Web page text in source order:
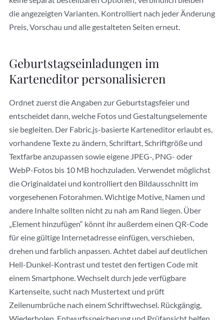
die angezeigten Varianten. Kontrolliert nach jeder Änderung
Preis, Vorschau und alle gestalteten Seiten erneut.
Geburtstagseinladungen im
Karteneditor personalisieren
Ordnet zuerst die Angaben zur Geburtstagsfeier und
entscheidet dann, welche Fotos und Gestaltungselemente
sie begleiten. Der Fabric.js-basierte Karteneditor erlaubt es,
vorhandene Texte zu ändern, Schriftart, Schriftgröße und
Textfarbe anzupassen sowie eigene JPEG-, PNG- oder
WebP-Fotos bis 10 MB hochzuladen. Verwendet möglichst
die Originaldatei und kontrolliert den Bildausschnitt im
vorgesehenen Fotorahmen. Wichtige Motive, Namen und
andere Inhalte sollten nicht zu nah am Rand liegen. Über
„Element hinzufügen“ könnt ihr außerdem einen QR-Code
für eine gültige Internetadresse einfügen, verschieben,
drehen und farblich anpassen. Achtet dabei auf deutlichen
Hell-Dunkel-Kontrast und testet den fertigen Code mit
einem Smartphone. Wechselt durch jede verfügbare
Kartenseite, sucht nach Mustertext und prüft
Zeilenumbrüche nach einem Schriftwechsel. Rückgängig,